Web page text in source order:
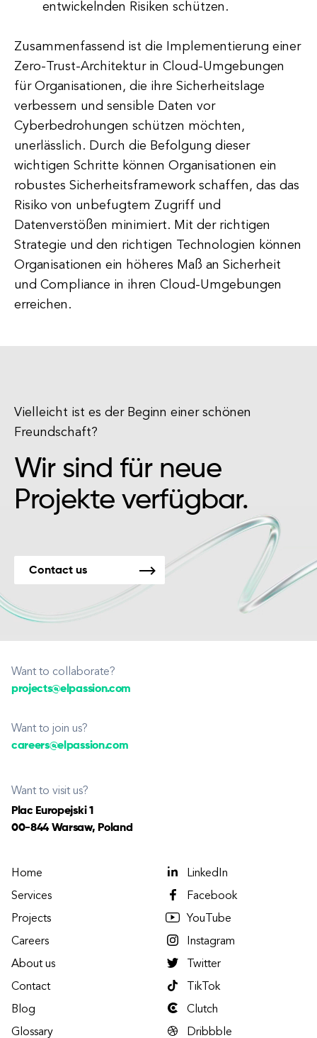
entwickelnden Risiken schützen.
Zusammenfassend ist die Implementierung einer
Zero-Trust-Architektur in Cloud-Umgebungen
für Organisationen, die ihre Sicherheitslage
verbessern und sensible Daten vor
Cyberbedrohungen schützen möchten,
unerlässlich. Durch die Befolgung dieser
wichtigen Schritte können Organisationen ein
robustes Sicherheitsframework schaffen, das das
Risiko von unbefugtem Zugriff und
Datenverstößen minimiert. Mit der richtigen
Strategie und den richtigen Technologien können
Organisationen ein höheres Maß an Sicherheit
und Compliance in ihren Cloud-Umgebungen
erreichen.
Vielleicht ist es der Beginn einer schönen
Freundschaft?
Wir sind für neue
Projekte verfügbar.
Contact us
Want to collaborate?
projects@elpassion.com
Want to join us?
careers@elpassion.com
Want to visit us?
Plac Europejski 1
00-844 Warsaw, Poland
Home
Services
Projects
Careers
About us
Contact
Blog
Glossary
LinkedIn
Facebook
YouTube
Instagram
Twitter
TikTok
Clutch
Dribbble